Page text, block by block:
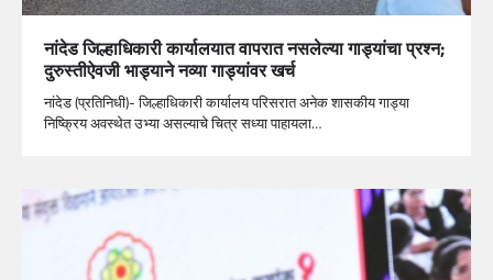
नांदेड जिल्हाधिकारी कार्यालयात वापरात नसलेल्या गाड्यांचा प्रश्न;
दुरुस्तीऐवजी भाड्याने नव्या गाड्यांवर खर्च
नांदेड (प्रतिनिधी)- जिल्हाधिकारी कार्यालय परिसरात अनेक शासकीय गाड्या
निष्क्रिय अवस्थेत उभ्या असल्याचे चित्र सध्या पाहायला…